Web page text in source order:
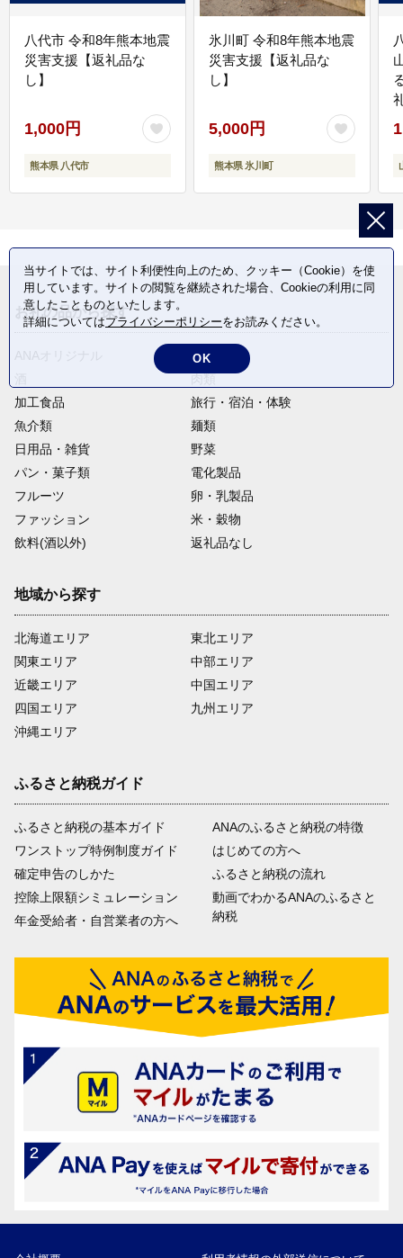
八代市 令和8年熊本地震
災害支援【返礼品な
し】
1,000円
熊本県 八代市
氷川町 令和8年熊本地震
災害支援【返礼品な
し】
5,000円
熊本県 氷川町
お礼の品から探す
定期便
加工食品
旅行・宿泊・体験
魚介類
麺類
日用品・雑貨
野菜
パン・菓子類
電化製品
フルーツ
卵・乳製品
ファッション
米・穀物
飲料(酒以外)
返礼品なし
地域から探す
北海道エリア
関東エリア
近畿エリア
四国エリア
沖縄エリア
東北エリア
中部エリア
中国エリア
九州エリア
ふるさと納税ガイド
ふるさと納税の基本ガイド
ワンストップ特例制度ガイド
確定申告のしかた
控除上限額シミュレーション
年金受給者・自営業者の方へ
ANAのふるさと納税の特徴
はじめての方へ
ふるさと納税の流れ
動画でわかるANAのふるさと
納税
当サイトでは、サイト利便性向上のため、クッキー（Cookie）を使
用しています。サイトの閲覧を継続された場合、Cookieの利用に同
意したことものといたします。
詳細についてはプライバシーポリシーをお読みください。
OK